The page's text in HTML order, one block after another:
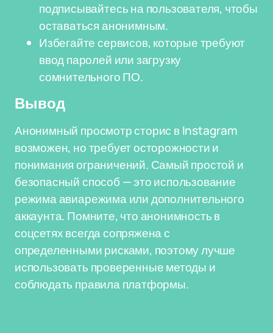
подписывайтесь на пользователя, чтобы
оставаться анонимным.
Избегайте сервисов, которые требуют
ввод паролей или загрузку
сомнительного ПО.
Вывод
Анонимный просмотр сторис в Instagram
возможен, но требует осторожности и
понимания ограничений. Самый простой и
безопасный способ — это использование
режима авиарежима или дополнительного
аккаунта. Помните, что анонимность в
соцсетях всегда сопряжена с
определенными рисками, поэтому лучше
использовать проверенные методы и
соблюдать правила платформы.